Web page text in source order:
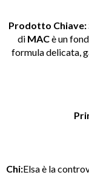
Prodotto Chiave:
di MACè un
formula delicata,
Chi:Elsa è la